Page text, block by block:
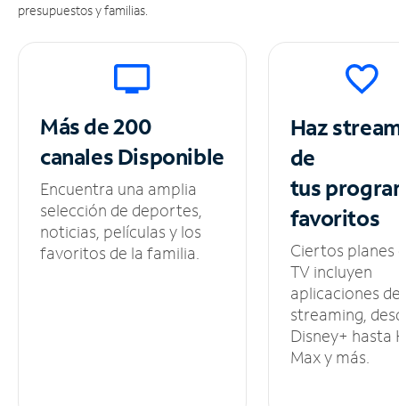
presupuestos y familias.
Más de 200
canalesDisponible
Encuentra una amplia
selección de deportes,
noticias, películas y los
favoritos de la familia.
Haz
de
tus
favoritos
Ciertos planes
TV incluyen
aplicaciones
streaming,
Disney+ hasta
Max y más.